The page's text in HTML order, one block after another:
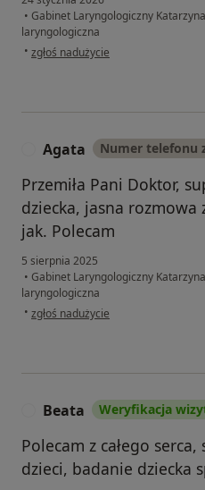
• Gabinet Laryngologiczny
laryngologiczna
• w opinii użytkownika Wiktoria
zgłoś nadużycie
Agata Numer telefonu
Przemiła Pani Doktor,
dziecka, jasna rozmowa
jak. Polecam
5 sierpnia 2025
• Gabinet Laryngologiczny
laryngologiczna
• w opinii użytkownika Agata
zgłoś nadużycie
Beata Weryfikacja
Polecam z całego
dzieci, badanie dziecka